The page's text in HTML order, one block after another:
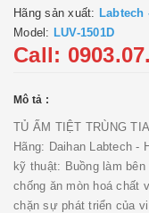
Hãng sản xuất: Labtech
Model: LUV-1501D
Call:
Mô tả :
TỦ ẤM TIỆT TRÙNG
Hãng: Daihan Labtech -
kỹ thuật: Buồng làm
chống ăn mòn hoá chất
chặn sự phát triển của vi